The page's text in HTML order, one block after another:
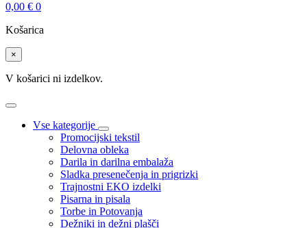
0,00 € 0
Košarica
×
V košarici ni izdelkov.
Vse kategorije
Promocijski tekstil
Delovna obleka
Darila in darilna embalaža
Sladka presenečenja in prigrizki
Trajnostni EKO izdelki
Pisarna in pisala
Torbe in Potovanja
Dežniki in dežni plašči